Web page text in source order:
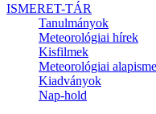
ISMERET-TÁR
Tanulmányok
Meteorológiai hírek
Kisfilmek
Meteorológiai
Kiadványok
Nap-hold